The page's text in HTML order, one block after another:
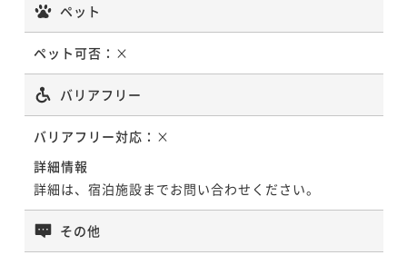
ペット
ペット可否： ×
バリアフリー
バリアフリー対応： ×
詳細情報
詳細は、宿泊施設までお問い合わせください。
その他